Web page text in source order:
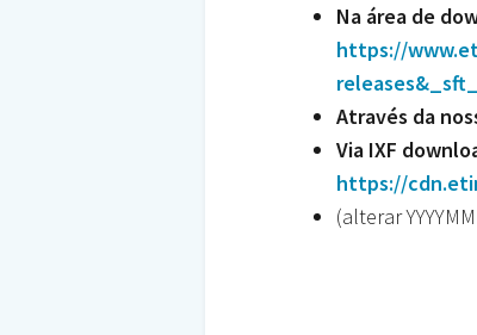
Na área de
https://
Através da
Via IXF
https://
(alterar